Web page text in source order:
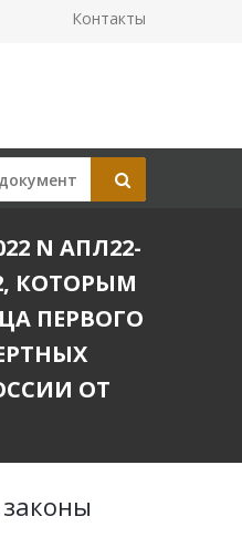
Контакты
N АПЛ22-
КОТОРЫМ
ПЕРВОГО
ОТ